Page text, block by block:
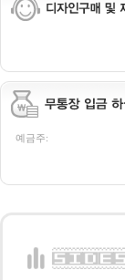
예금주: